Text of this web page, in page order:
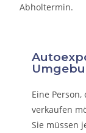
Abholtermin.
Eine Person,
verkaufen
Sie müssen